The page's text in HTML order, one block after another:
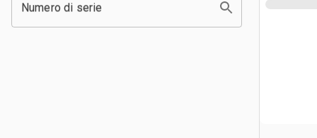
Numero di serie